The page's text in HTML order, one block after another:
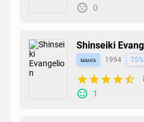
0
Shinseiki
манга 1994 75%
1